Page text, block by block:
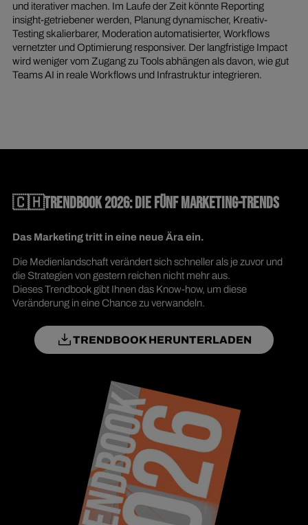
und iterativer machen. Im Laufe der Zeit könnte Reporting
insight-getriebener werden, Planung dynamischer, Kreativ-
Testing skalierbarer, Moderation automatisierter, Workflows
vernetzter und Optimierung responsiver. Der langfristige Impact
wird weniger vom Zugang zu Tools abhängen als davon, wie gut
Teams AI in reale Workflows und Infrastruktur integrieren.
🇨🇭TRENDBOOK 2026: DIE FÜNF MARKETING-TRENDS
Das Marketing tritt in eine neue Ära ein.
Die Medienlandschaft verändert sich schneller als je zuvor und
die Strategien von gestern reichen nicht mehr aus.
Dieses Trendbook gibt Ihnen das Know-how, um diese
Veränderung in eine Chance zu verwandeln.
TRENDBOOK HERUNTERLADEN